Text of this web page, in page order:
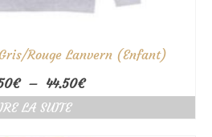
Rouge Lanvern (Enfant)
€ – 44.50€Plage
de
LA SUITE